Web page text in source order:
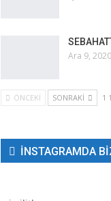
Ara 9, 2020
ÖNCEKI SONRAKI 1
INSTAGRAMDA